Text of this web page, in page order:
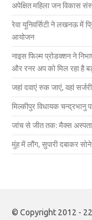
अपेक्षित महिला जन विकास
रेवा यूनिवर्सिटी ने लखनऊ में
आयोजन
नाइस फिल्म प्रोडक्शन ने
और रनर अप को मिल रहा है
जहां दवाएं रुक जाएं, वहां
मिल्कीपुर विधायक चन्द्रभानु
जांच से जीत तक: मैक्स
मुंह में लौंग, सुपारी दबाकर
© Copyright 2012 - 22